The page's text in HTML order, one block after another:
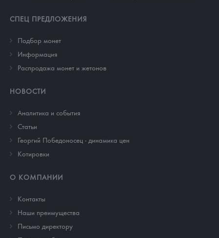
СПЕЦ ПРЕДЛОЖЕНИЯ
Подбор монет
Информация
Распродажа монет и жетонов
НОВОСТИ
Аналитика и события
Cтатьи
Георгий Победоносец - динамика цен
Котировки
О КОМПАНИИ
Контакты
Наши преимущества
Письмо директору